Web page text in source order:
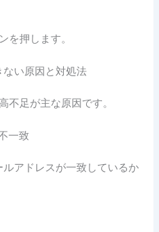
を押します。
ない原因と対処法
不足が主な原因です。
一致
ルアドレスが一致しているか